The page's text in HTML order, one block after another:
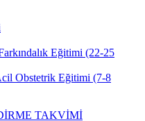
Eğitimi (22-25
Obstetrik Eğitimi (7-8
TAKVİMİ